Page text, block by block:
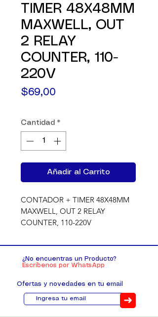
TIMER 48X48MM
MAXWELL, OUT
2 RELAY
COUNTER, 110-
220V
$69,00
Cantidad *
Añadir al Carrito
CONTADOR + TIMER 48X48MM
MAXWELL, OUT 2 RELAY
COUNTER, 110-220V
¿No encuentras un Producto?
Escríbenos por WhatsApp
Ofertas y novedades en tu email
➜